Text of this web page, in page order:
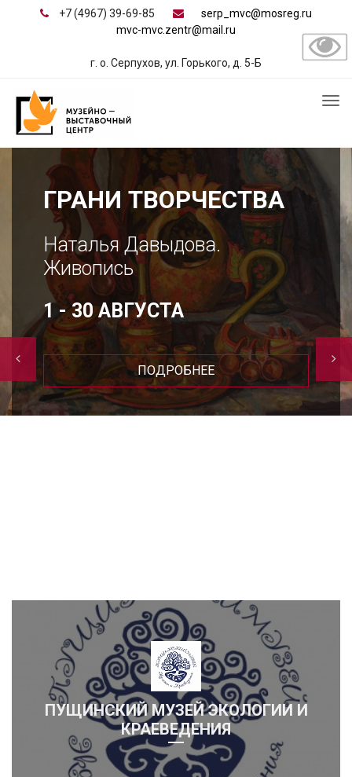
+7 (4967) 39-69-85
serp_mvc@mosreg.ru
mvc-mvc.zentr@mail.ru
г. о. Серпухов, ул. Горького, д. 5-Б
ПРИКОСНОВЕНИЕ К
ИСТОКАМ,
ПРОДОЛЖЕНИЕ
Владимир Лосман.
Фотовыставка
ПУЩИНСКИЙ МУЗЕЙ ЭКОЛОГИИ И
КРАЕВЕДЕНИЯ